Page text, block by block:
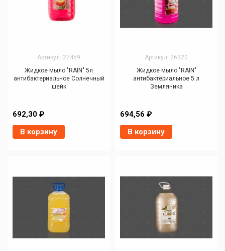
Артикул: 27459
Жидкое мыло "RAIN" 5л
антибактериальное Солнечный
шейк
692,30 ₽
В корзину
Артикул: 26320
Жидкое мыло "RAIN"
антибактериальное 5 л
Земляника
694,56 ₽
В корзину